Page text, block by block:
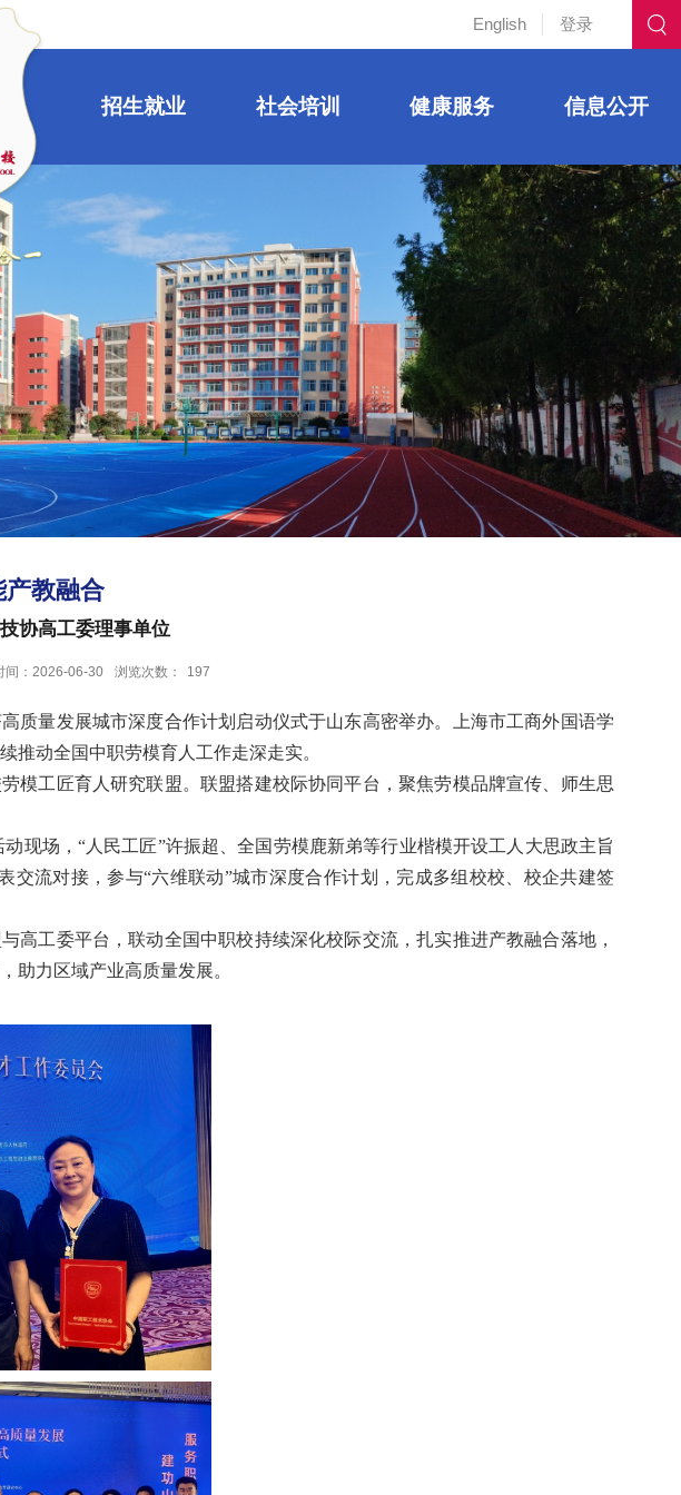
English 登录
招生就业 社会培训 健康服务 信息公开
教融合
协高工委理事单位
间：2026-06-30 浏览次数： 197
质量发展城市深度合作计划启动仪式于山东高密举办。上海市工商外国语学
推动全国中职劳模育人工作走深走实。
模工匠育人研究联盟。联盟搭建校际协同平台，聚焦劳模品牌宣传、师生思
现场， “人民工匠”许振超、全国劳模鹿新弟等行业楷模开设工人大思政主旨
交流对接，参与“六维联动”城市深度合作计划，完成多组校校、校企共建签
工委平台，联动全国中职校持续深化校际交流，扎实推进产教融合落地，
助力区域产业高质量发展。